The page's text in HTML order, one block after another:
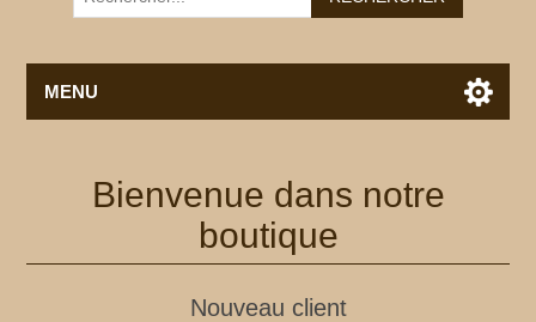
MENU
Bienvenue dans notre
boutique
Nouveau client